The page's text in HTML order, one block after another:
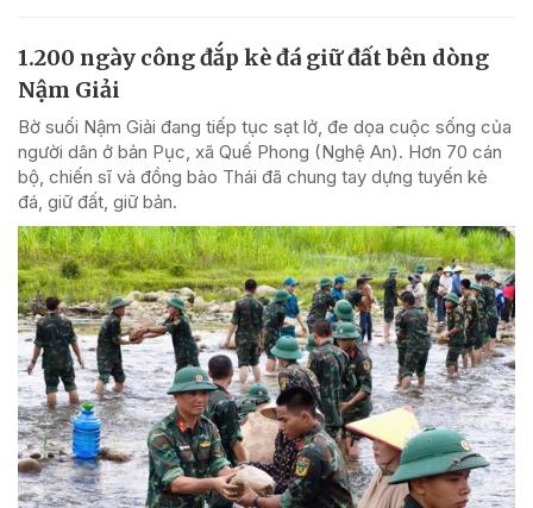
1.200 ngày công đắp kè đá giữ đất bên dòng
Nậm Giải
Bờ suối Nậm Giải đang tiếp tục sạt lở, đe dọa cuộc sống của
người dân ở bản Pục, xã Quế Phong (Nghệ An). Hơn 70 cán
bộ, chiến sĩ và đồng bào Thái đã chung tay dựng tuyến kè
đá, giữ đất, giữ bản.